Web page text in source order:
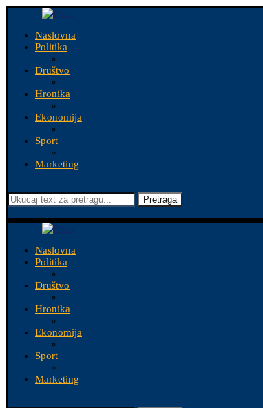
Naslovna
Politika
Društvo
Hronika
Ekonomija
Sport
Marketing
Pretraga
Naslovna
Politika
Društvo
Hronika
Ekonomija
Sport
Marketing